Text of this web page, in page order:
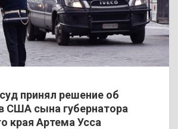
принял решение об
США сына губернатора
края Артема Усса